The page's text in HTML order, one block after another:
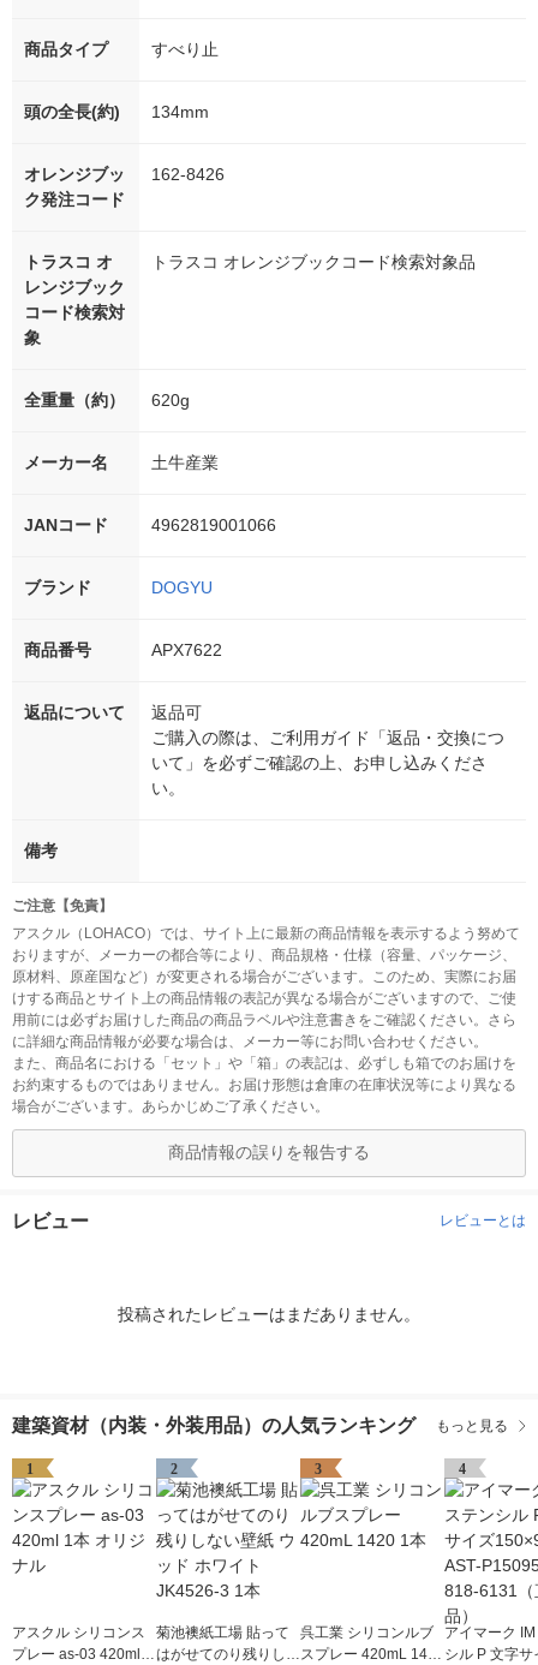
商品タイプ すべり止
頭の全長(約) 134mm
オレンジブッ
ク発注コード
162-8426
トラスコ オ
レンジブック
コード検索対
象
トラスコ オレンジブックコード検索対象品
全重量（約） 620g
メーカー名 土牛産業
JANコード 4962819001066
ブランド DOGYU
商品番号 APX7622
返品について
返品可
ご購入の際は、ご利用ガイド「返品・交換につ
いて」を必ずご確認の上、お申し込みくださ
い。
備考
ご注意【免責】
アスクル（LOHACO）では、サイト上に最新の商品情報を表示するよう努めて
おりますが、メーカーの都合等により、商品規格・仕様（容量、パッケージ、
原材料、原産国など）が変更される場合がございます。このため、実際にお届
けする商品とサイト上の商品情報の表記が異なる場合がございますので、ご使
用前には必ずお届けした商品の商品ラベルや注意書きをご確認ください。さら
に詳細な商品情報が必要な場合は、メーカー等にお問い合わせください。
また、商品名における「セット」や「箱」の表記は、必ずしも箱でのお届けを
お約束するものではありません。お届け形態は倉庫の在庫状況等により異なる
場合がございます。あらかじめご了承ください。
商品情報の誤りを報告する
レビュー レビューとは
投稿されたレビューはまだありません。
建築資材（内装・外装用品）の人気ランキング もっと見る
1
アスクル シリコンス
プレー as-03 420ml 1
2
菊池襖紙工場 貼って
はがせてのり残りしな
3
呉工業 シリコンルブ
スプレー 420mL 1420
4
アイマーク
シル P 文字